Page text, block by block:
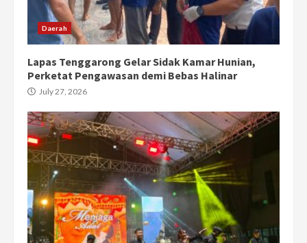
Daerah
Lapas Tenggarong Gelar Sidak Kamar Hunian,
Perketat Pengawasan demi Bebas Halinar
July 27, 2026